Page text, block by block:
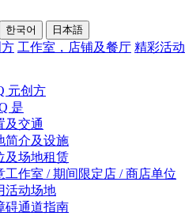
한국어 日本語
工作室，店铺及餐厅 精彩活动
元创方
是
及交通
简介及设施
及场地租赁
工作室 / 期间限定店 / 商店单位
活动场地
碍通道指南